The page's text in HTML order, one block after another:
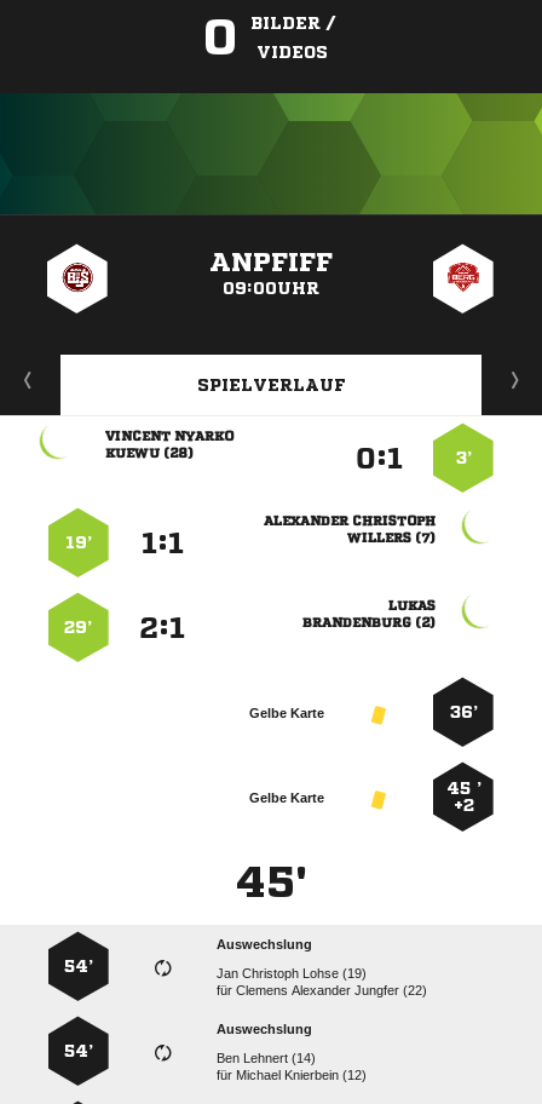
0
BILDER /
VIDEOS
ANPFIFF
09:00UHR
SPIELVERLAUF
3’
:
 
 
 
 
:
19’

 
:
29’
36’
Gelbe Karte
45 ’
+2
Gelbe Karte
45'
Auswechslung
   
für   
54’
Auswechslung
  
für   
54’